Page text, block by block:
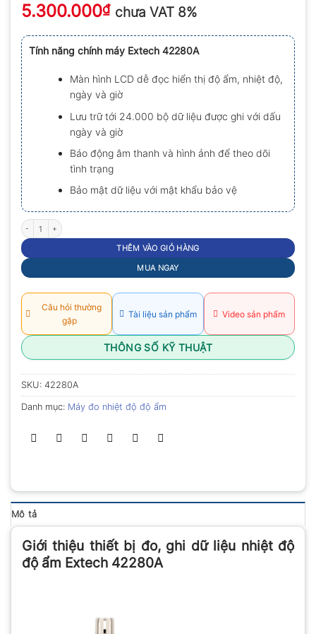
xếp
hạng
5
sao
5.300.000₫ chưa VAT 8%
Tính năng chính máy Extech 42280A
Màn hình LCD dễ đọc hiển thị độ ẩm, nhiệt độ,
ngày và giờ
Lưu trữ tới 24.000 bộ dữ liệu được ghi với dấu
ngày và giờ
Báo động âm thanh và hình ảnh để theo dõi
tình trạng
Bảo mật dữ liệu với mật khẩu bảo vệ
Thiết bị đo, ghi dữ liệu nhiệt độ độ ẩm Extech 42280A số lượng
THÊM VÀO GIỎ HÀNG
MUA NGAY
Câu hỏi thường
gặp
Tài liệu sản phẩm Video sản phẩm
THÔNG SỐ KỸ THUẬT
SKU: 42280A
Danh mục: Máy đo nhiệt độ độ ẩm
Mô tả
Giới thiệu thiết bị đo, ghi dữ liệu nhiệt độ
độ ẩm Extech 42280A